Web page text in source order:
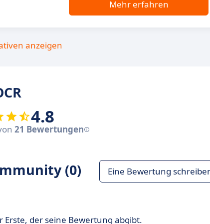
Mehr erfahren
anzeigen
4.8
21 Bewertungen
(0) Eine Bewertung
Erste, der seine Bewertung abgibt.